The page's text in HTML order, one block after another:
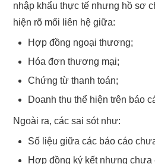
nhập khẩu thực tế nhưng hồ sơ
hiện rõ mối liên hệ giữa:
Hợp đồng ngoại thương;
Hóa đơn thương mại;
Chứng từ thanh toán;
Doanh thu thể hiện trên báo
Ngoài ra, các sai sót như:
Số liệu giữa các báo cáo
Hợp đồng ký kết nhưng